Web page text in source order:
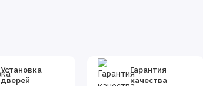
Установка
дверей
Гарантия
качества